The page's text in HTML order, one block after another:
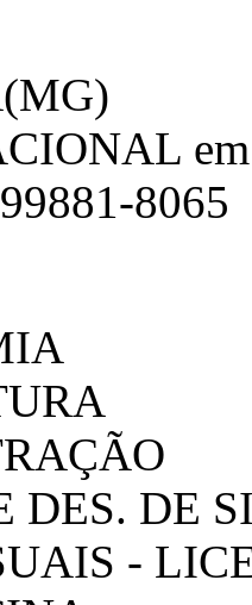
8065
DES. DE
-